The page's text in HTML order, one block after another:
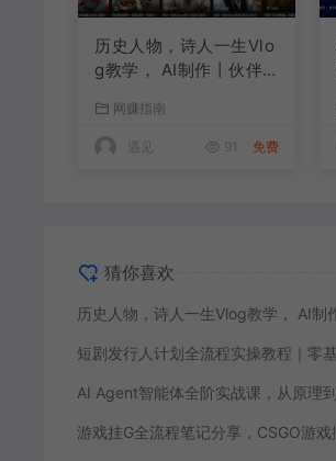
历史人物，诗人一生Vlo
g教学， AI制作丨伙伴
收徒 ，新领域红利期，
抓紧做
网赚指南
遇见 91 免费
猜你喜欢